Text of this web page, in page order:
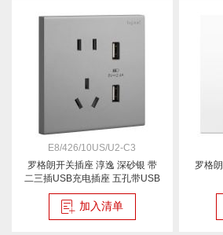
E8/426/10US/U2-C3
罗格朗开关插座 淳逸 深砂银 带
二三插USB充电插座 五孔带USB
插座
加入清单
罗格